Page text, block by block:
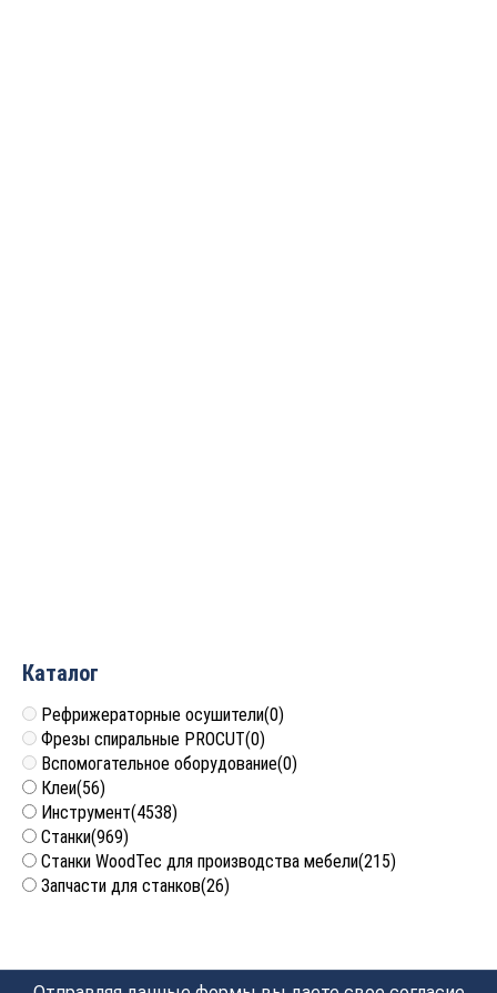
Каталог
Рефрижераторные осушители(0)
Фрезы спиральные PROCUT(0)
Вспомогательное оборудование(0)
Клеи(56)
Инструмент(4538)
Станки(969)
Станки WoodTec для производства мебели(215)
Запчасти для станков(26)